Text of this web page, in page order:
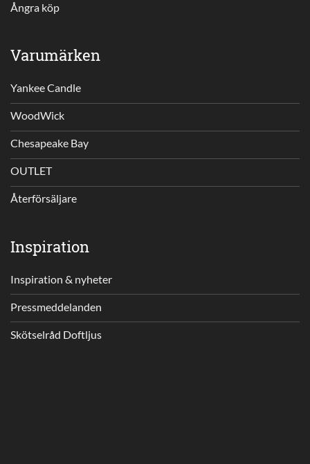
Ångra köp
Varumärken
Yankee Candle
WoodWick
Chesapeake Bay
OUTLET
Återförsäljare
Inspiration
Inspiration & nyheter
Pressmeddelanden
Skötselråd Doftljus